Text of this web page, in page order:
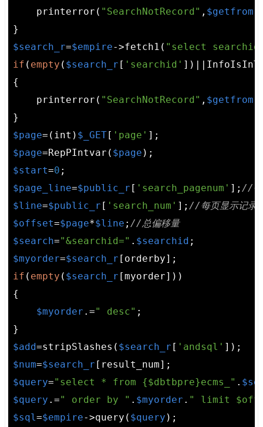
    printerror(
"SearchNotRecord" , $getfrom
$search_r=$empire->fetch1( "select
if ( empty ( $search_r [ 'searchid'
{
    printerror(
"SearchNotRecord" , $getfrom
$page=(int) $_GET[ 'page'
$page=RepPIntvar( $page
$start=0
$page_line=$public_r [ 'search_pagenum' ]; //每
$line=$public_r [ 'search_num' ]; //每页显示记录
$offset=$page*$line ; //总偏移量
$search="&searchid=" . $searchid
$myorder=$search_r
if ( empty ( $search_r [myorder]))
{
$myorder .=" desc" ;
$add=stripSlashes( $search_r [ 'andsql'
$num=$search_r
$query="select * from {$dbtbpre}ecms_" .
$query .=" order by " . $myorder . " limit
$sql =$empire->query( $query